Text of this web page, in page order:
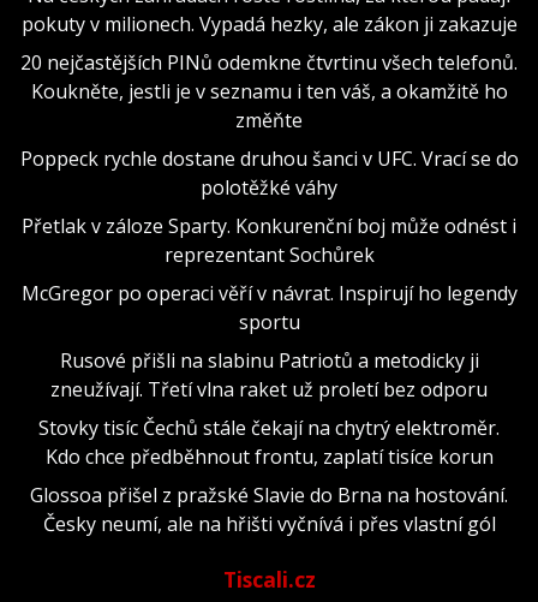
pokuty v milionech. Vypadá hezky, ale zákon ji zakazuje
20 nejčastějších PINů odemkne čtvrtinu všech telefonů.
Koukněte, jestli je v seznamu i ten váš, a okamžitě ho
změňte
Poppeck rychle dostane druhou šanci v UFC. Vrací se do
polotěžké váhy
Přetlak v záloze Sparty. Konkurenční boj může odnést i
reprezentant Sochůrek
McGregor po operaci věří v návrat. Inspirují ho legendy
sportu
Rusové přišli na slabinu Patriotů a metodicky ji
zneužívají. Třetí vlna raket už proletí bez odporu
Stovky tisíc Čechů stále čekají na chytrý elektroměr.
Kdo chce předběhnout frontu, zaplatí tisíce korun
Glossoa přišel z pražské Slavie do Brna na hostování.
Česky neumí, ale na hřišti vyčnívá i přes vlastní gól
Tiscali.cz